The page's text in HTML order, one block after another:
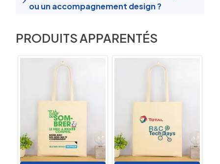
ou un accompagnement design ?
PRODUITS APPARENTÉS